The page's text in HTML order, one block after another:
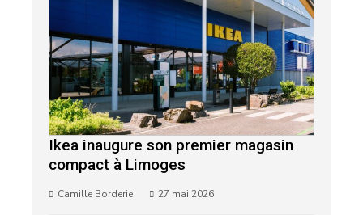
Ikea inaugure son premier magasin
compact à Limoges
Camille Borderie 27 mai 2026